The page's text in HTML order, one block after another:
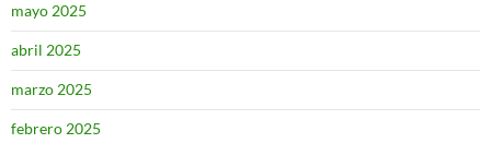
mayo 2025
abril 2025
marzo 2025
febrero 2025